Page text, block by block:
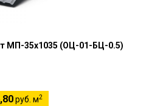
МП-35х1035 (ОЦ-01-БЦ-0.5)
руб. м2